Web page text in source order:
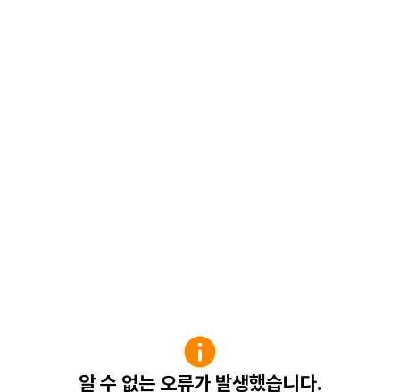
알 수 없는 오류가 발생했습니다.